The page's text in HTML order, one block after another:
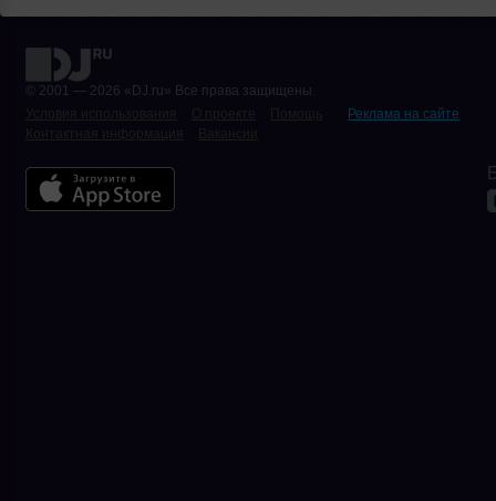
© 2001 — 2026 «DJ.ru» Все права защищены.
Реклама на сайте